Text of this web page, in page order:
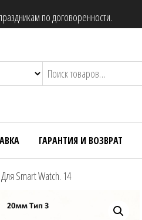
по договоренности.
ГАРАНТИЯ И ВОЗВРАТ
Smart Watch. 14